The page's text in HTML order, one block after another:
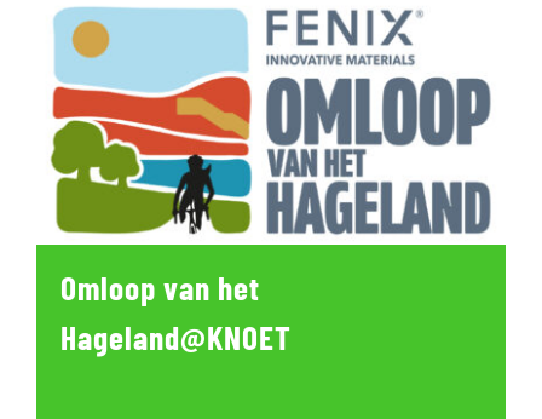
Omloop van het
Hageland@KNOET